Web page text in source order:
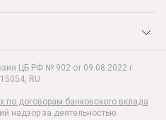
ЦБ РФ № 902 от 09.08.2022 г.
, RU
по договорам банковского вклада
надзор за деятельностью